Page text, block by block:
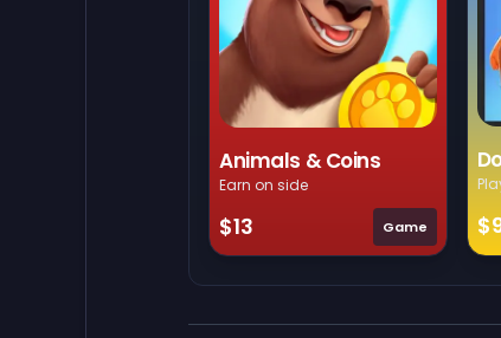
Animals & Coins
Earn on side
$13 Game